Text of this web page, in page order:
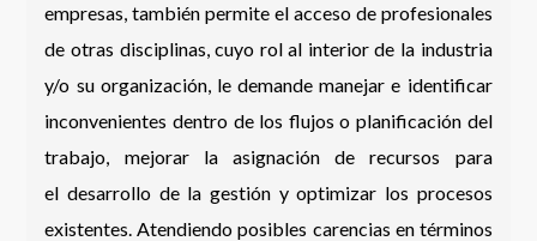
empresas, también permite el acceso de profesionales
de otras disciplinas, cuyo rol al interior de la industria
y/o su organización, le demande manejar e identificar
inconvenientes dentro de los flujos o planificación del
trabajo, mejorar la asignación de recursos para
el desarrollo de la gestión y optimizar los procesos
existentes. Atendiendo posibles carencias en términos